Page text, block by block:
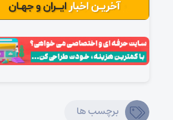
برچسب ها